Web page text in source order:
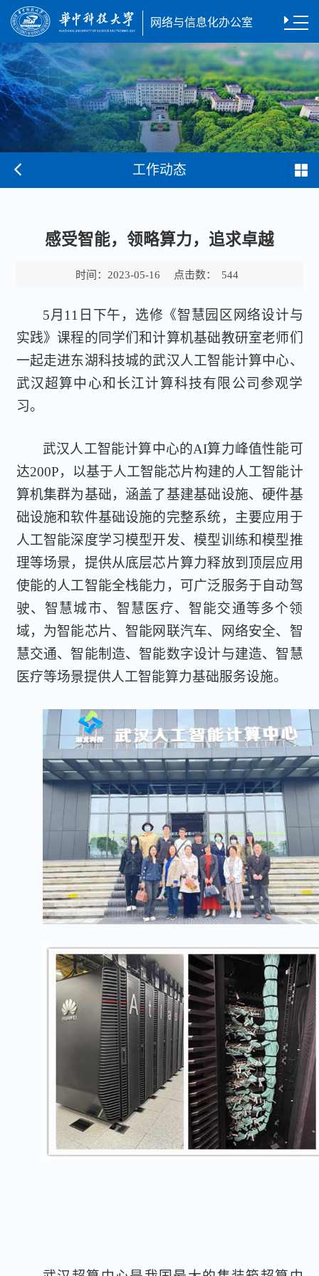
网络与信息化办公室
工作动态
感受智能，领略算力，追求卓越
时间： 2023-05-16 点击数： 544
5月11日下午，选修《智慧园区网络设计与
实践》课程的同学们和计算机基础教研室老师们
一起走进东湖科技城的武汉人工智能计算中心、
武汉超算中心和长江计算科技有限公司参观学
习。
武汉人工智能计算中心的AI算力峰值性能可
达200P，以基于人工智能芯片构建的人工智能计
算机集群为基础，涵盖了基建基础设施、硬件基
础设施和软件基础设施的完整系统，主要应用于
人工智能深度学习模型开发、模型训练和模型推
理等场景，提供从底层芯片算力释放到顶层应用
使能的人工智能全栈能力，可广泛服务于自动驾
驶、智慧城市、智慧医疗、智能交通等多个领
域，为智能芯片、智能网联汽车、网络安全、智
慧交通、智能制造、智能数字设计与建造、智慧
医疗等场景提供人工智能算力基础服务设施。